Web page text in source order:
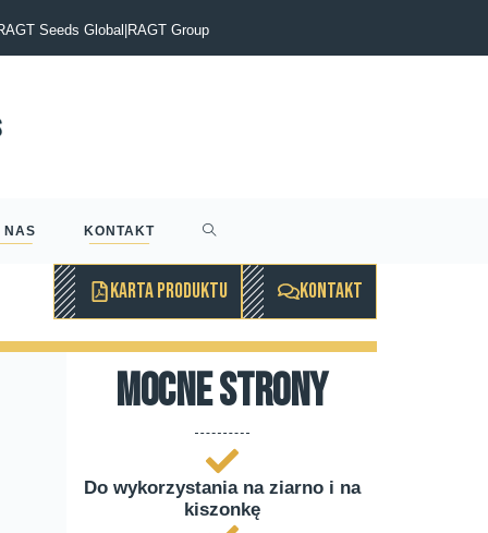
Seeds Global|RAGT Group
NAS KONTAKT
KARTA PRODUKTU KONTAKT
mocne strony
Do wykorzystania na ziarno i na
kiszonkę